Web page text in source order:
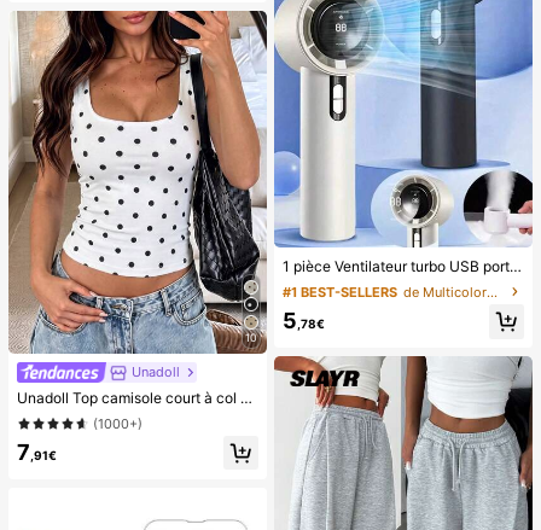
10
Unadoll
Unadoll Top camisole court à col carré blanc à pois pour femmes, sans manches, coupe slim, style vintage, pour la rentrée, l'automne, les sorties en soirée et le décontracté d'été
(1000+)
7 ,91€
1 pièce Ventilateur turbo USB portable mini unisexe pour couple, corps arrondi avec toucher frais, design de couleur unie à la mode, ventilateur de haute qualité pouvant être posé, flux d'air puissant avec 100 vitesses de vent réglables, petit ventilateur turbo portable ultra-rapide sans paliers, ventilateur turbo silencieux à haute vitesse, peut souffler jusqu'à 8 mètres, ventilateur portable adapté pour l'été, le camping en plein air, les voyages, la plage, les sports, le bureau, l'école, le bord de mer, la piscine, les fêtes, l'usage quotidien, la vie, ventilateur portable, fête de couleur unie, indispensable
#1 BEST-SELLERS de Multicolore Ventilateurs à main
5,78€